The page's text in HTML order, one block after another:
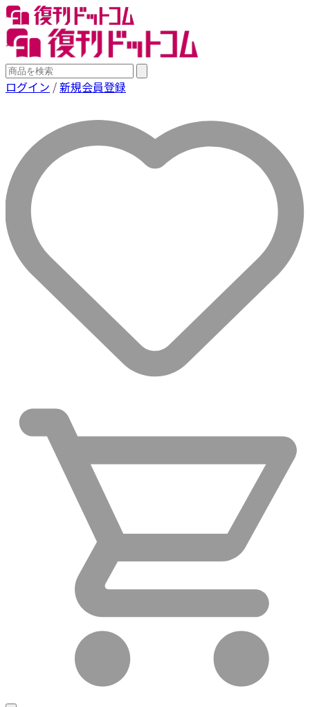
ログイン /新規会員登録